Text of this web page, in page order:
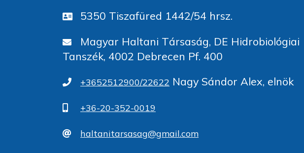
5350 Tiszafüred 1442/54 hrsz.
Magyar Haltani Társaság, DE Hidrobiológiai
Tanszék, 4002 Debrecen Pf. 400
+3652512900/22622 Nagy Sándor Alex, elnök
+36-20-352-0019
haltanitarsasag@gmail.com